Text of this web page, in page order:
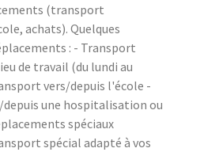
(transport
achats). Quelques
: - Transport
de travail (du lundi au
vers/depuis l'école -
une hospitalisation ou
spéciaux
spécial adapté à vos